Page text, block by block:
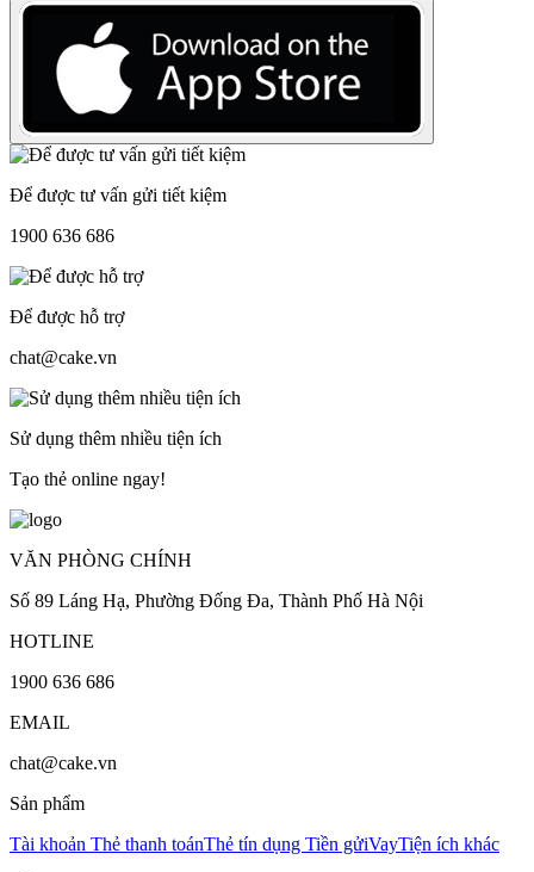
Để được tư vấn gửi tiết kiệm
1900 636 686
Để được hỗ trợ
chat@cake.vn
Sử dụng thêm nhiều tiện ích
Tạo thẻ online ngay!
VĂN PHÒNG CHÍNH
Số 89 Láng Hạ, Phường Đống Đa, Thành Phố Hà Nội
HOTLINE
1900 636 686
EMAIL
chat@cake.vn
Sản phẩm
Tài khoản Thẻ thanh toánThẻ tín dụng Tiền gửiVayTiện ích khác